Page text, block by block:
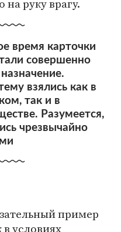
руку врагу.
время карточки
совершенно
взялись как в
так и в
Разумеется,
чрезвычайно
пример
в условиях